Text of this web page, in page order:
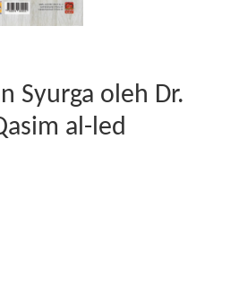
Syurga oleh Dr.
al-led